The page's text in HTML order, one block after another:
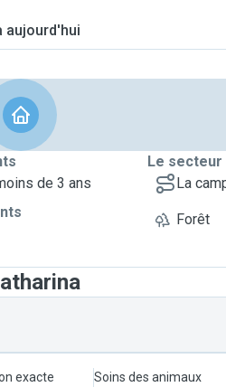
aujourd'hui
de 3 ans
Le secteur
La
Forêt
exacte Soins des animaux